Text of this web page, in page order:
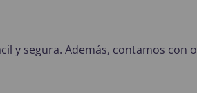
y segura. Además, contamos con